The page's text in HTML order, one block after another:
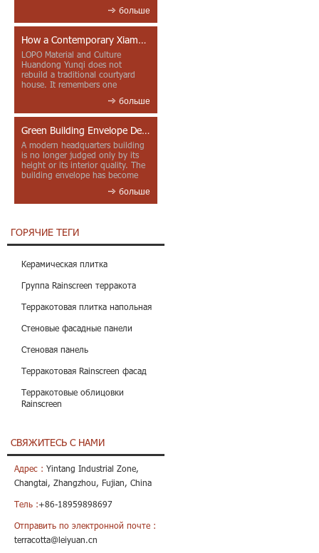
больше
How a Contemporary Xiamen Project Reframes Minnan Red Brick
LOPO Material and Culture
Huandong Yunqi does not
rebuild a traditional courtyard
house. It remembers one
больше
Green Building Envelope Design: Clay Sunscreen Fins for Modern Headquarters Architecture
A modern headquarters building
is no longer judged only by its
height or its interior quality. The
building envelope has become
больше
ГОРЯЧИЕ ТЕГИ
Керамическая плитка
Группа Rainscreen терракота
Терракотовая плитка напольная
Стеновые фасадные панели
Стеновая панель
Терракотовая Rainscreen фасад
Терракотовые облицовки
Rainscreen
СВЯЖИТЕСЬ С НАМИ
Адрес : Yintang Industrial Zone,
Changtai, Zhangzhou, Fujian, China
Тель :+86-18959898697
Отправить по электронной почте :
terracotta@leiyuan.cn